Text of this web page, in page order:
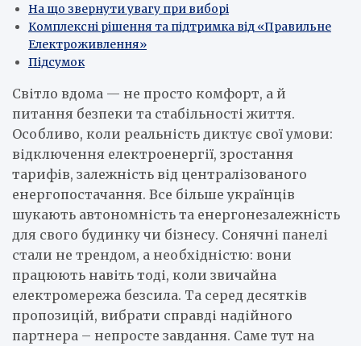
На що звернути увагу при виборі
Комплексні рішення та підтримка від «Правильне
Електроживлення»
Підсумок
Світло вдома — не просто комфорт, а й
питання безпеки та стабільності життя.
Особливо, коли реальність диктує свої умови:
відключення електроенергії, зростання
тарифів, залежність від централізованого
енергопостачання. Все більше українців
шукають автономність та енергонезалежність
для свого будинку чи бізнесу. Сонячні панелі
стали не трендом, а необхідністю: вони
працюють навіть тоді, коли звичайна
електромережа безсила. Та серед десятків
пропозицій, вибрати справді надійного
партнера – непросте завдання. Саме тут на